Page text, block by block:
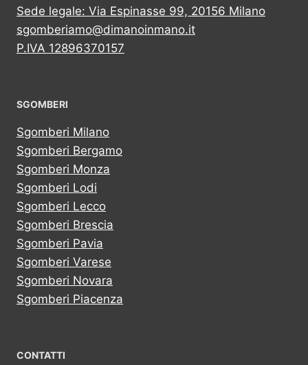
Sede legale: Via Espinasse 99, 20156 Milano
sgomberiamo@dimanoinmano.it
P.IVA 12896370157
SGOMBERI
Sgomberi Milano
Sgomberi Bergamo
Sgomberi Monza
Sgomberi Lodi
Sgomberi Lecco
Sgomberi Brescia
Sgomberi Pavia
Sgomberi Varese
Sgomberi Novara
Sgomberi Piacenza
CONTATTI